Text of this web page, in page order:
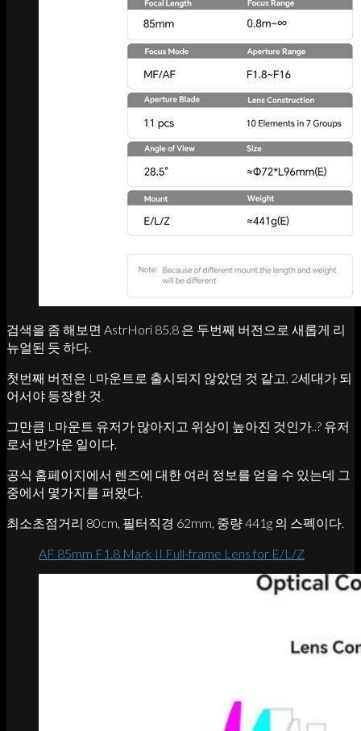
검색을 좀 해보면 AstrHori 85.8 은 두번째 버전으로 새롭게 리
뉴얼된 듯 하다.
첫번째 버전은 L마운트로 출시되지 않았던 것 같고, 2세대가 되
어서야 등장한 것.
그만큼 L마운트 유저가 많아지고 위상이 높아진 것인가..? 유저
로서 반가운 일이다.
공식 홈페이지에서 렌즈에 대한 여러 정보를 얻을 수 있는데 그
중에서 몇가지를 퍼왔다.
최소초점거리 80cm, 필터직경 62mm, 중량 441g 의 스펙이다.
AF 85mm F1.8 Mark II Full-frame Lens for E/L/Z